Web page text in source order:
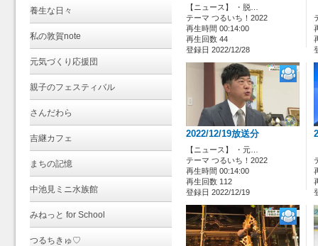
養生な日々
私の敦賀note
元気づくり応援団
親子のフェスティバル
さんだわら
吉継カフェ
まちの記憶
中池見ミニ水族館
みねっと for School
つるちきゅ♡
【ニュース】 ・脱…
テーマ つるいち！2022
再生時間 00:14:00
再生回数 44
登録日 2022/12/28
2022/12/19放送分
【ニュース】 ・元…
テーマ つるいち！2022
再生時間 00:14:00
再生回数 112
登録日 2022/12/19